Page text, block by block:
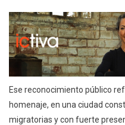
Ese reconocimiento público
homenaje, en una ciudad
migratorias y con fuerte